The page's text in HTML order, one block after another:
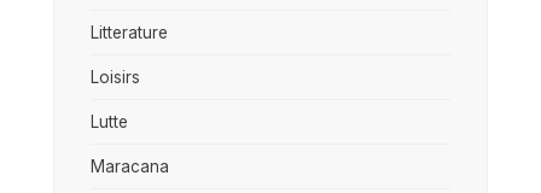
Litterature
Loisirs
Lutte
Maracana